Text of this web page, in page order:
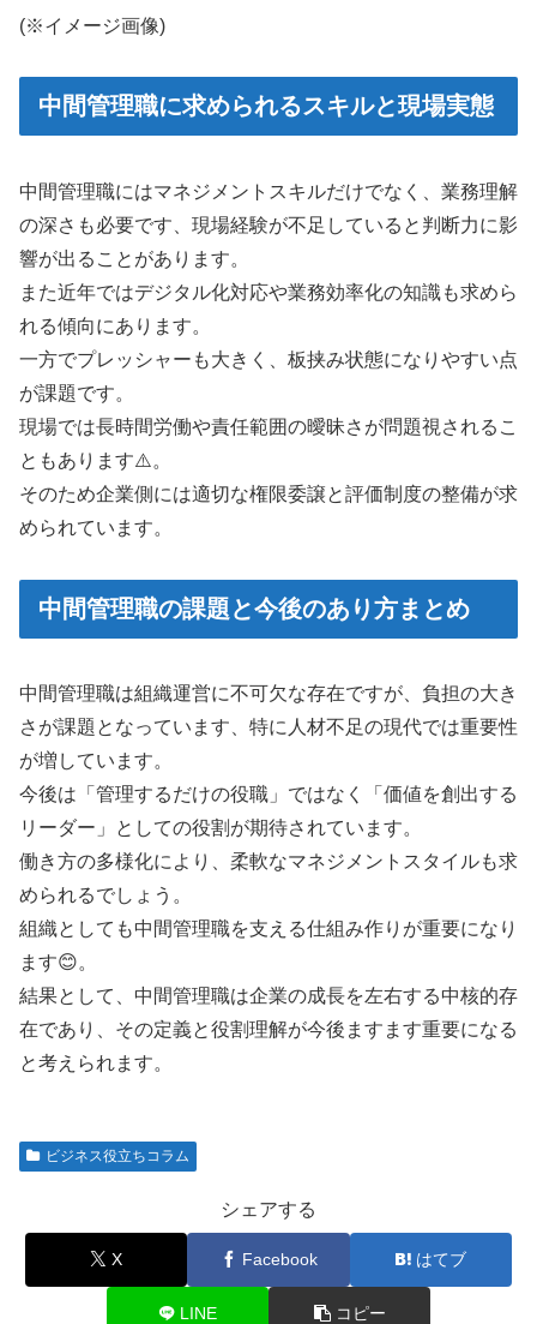
(※イメージ画像)
中間管理職に求められるスキルと現場実態
中間管理職にはマネジメントスキルだけでなく、業務理解
の深さも必要です、現場経験が不足していると判断力に影
響が出ることがあります。
また近年ではデジタル化対応や業務効率化の知識も求めら
れる傾向にあります。
一方でプレッシャーも大きく、板挟み状態になりやすい点
が課題です。
現場では長時間労働や責任範囲の曖昧さが問題視されるこ
ともあります⚠️。
そのため企業側には適切な権限委譲と評価制度の整備が求
められています。
中間管理職の課題と今後のあり方まとめ
中間管理職は組織運営に不可欠な存在ですが、負担の大き
さが課題となっています、特に人材不足の現代では重要性
が増しています。
今後は「管理するだけの役職」ではなく「価値を創出する
リーダー」としての役割が期待されています。
働き方の多様化により、柔軟なマネジメントスタイルも求
められるでしょう。
組織としても中間管理職を支える仕組み作りが重要になり
ます😊。
結果として、中間管理職は企業の成長を左右する中核的存
在であり、その定義と役割理解が今後ますます重要になる
と考えられます。
ビジネス役立ちコラム
シェアする
X Facebook はてブ
LINE コピー